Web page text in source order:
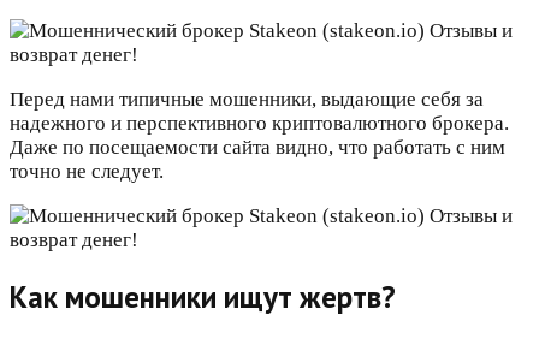
Перед нами типичные мошенники, выдающие себя за
надежного и перспективного криптовалютного брокера.
Даже по посещаемости сайта видно, что работать с ним
точно не следует.
Как мошенники ищут жертв?